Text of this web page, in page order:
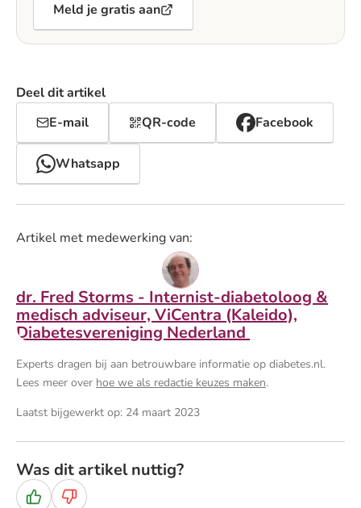
Meld je gratis aan
Deel dit artikel
E-mail
QR-code Facebook
Whatsapp
Artikel met medewerking van:
dr. Fred Storms - Internist-diabetoloog &
medisch adviseur, ViCentra (Kaleido),
Diabetesvereniging Nederland
Experts dragen bij aan betrouwbare informatie op diabetes.nl.
Lees meer over hoe we als redactie keuzes maken.
Laatst bijgewerkt op: 24 maart 2023
Was dit artikel nuttig?